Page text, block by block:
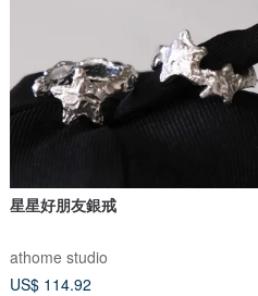
星星好朋友銀戒
athome studio
US$ 114.92